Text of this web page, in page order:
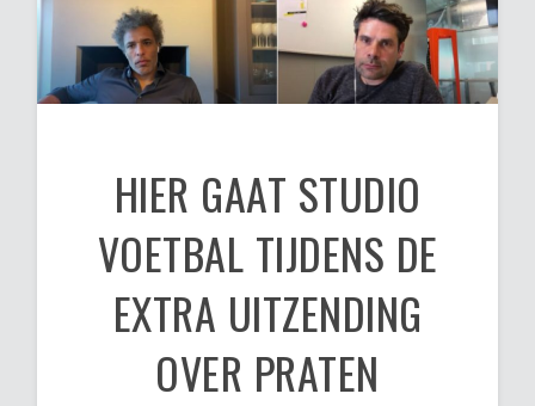
HIER GAAT STUDIO
VOETBAL TIJDENS DE
EXTRA UITZENDING
OVER PRATEN